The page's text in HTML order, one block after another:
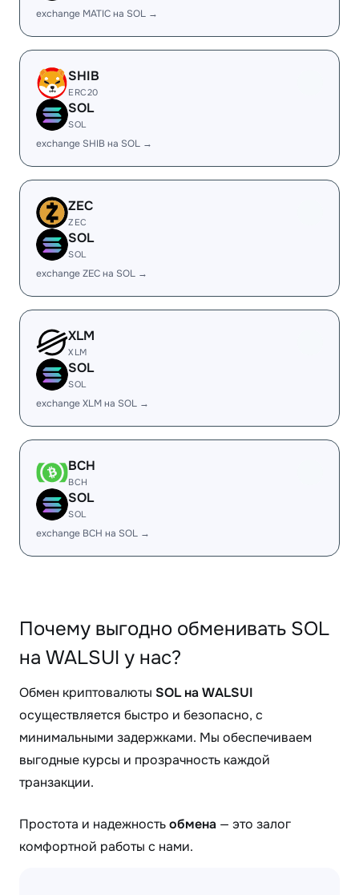
exchange MATIC на SOL →
SHIB
ERC20
SOL
SOL
exchange SHIB на SOL →
ZEC
ZEC
SOL
SOL
exchange ZEC на SOL →
XLM
XLM
SOL
SOL
exchange XLM на SOL →
BCH
BCH
SOL
SOL
exchange BCH на SOL →
Почему выгодно обменивать SOL
на WALSUI у нас?
Обмен криптовалюты SOL на WALSUI
осуществляется быстро и безопасно, с
минимальными задержками. Мы обеспечиваем
выгодные курсы и прозрачность каждой
транзакции.
Простота и надежностьобмена — это залог
комфортной работы с нами.